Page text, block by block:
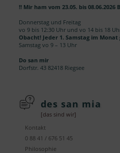
!! Mir ham vom 23.05. bis
Donnerstag und Freitag
vo 9 bis 12:30 Uhr und vo 14 bis 18
Obacht! Jeder 1. Samstag im Monat
Samstag vo 9 – 13 Uhr
Do san mir
Dorfstr. 43 82418 Riegsee
des san mia
[das sind wir]
Kontakt
0 88 41 / 676 51 45
Philosophie